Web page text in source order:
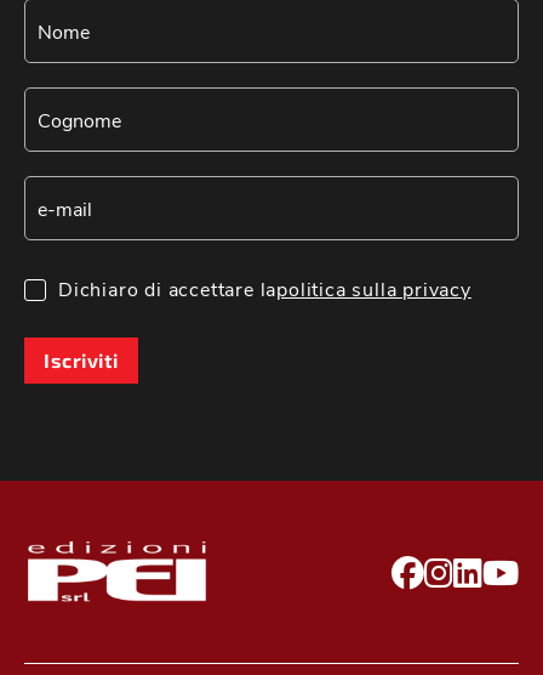
Dichiaro di accettare lapolitica sulla privacy
Iscriviti